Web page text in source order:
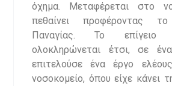
όχημα. Μεταφέρεται στο
πεθαίνει προφέροντας
Παναγίας. Το επίγειο
ολοκληρώνεται έτσι, σε
επιτελούσε ένα έργο
νοσοκομείο, όπου είχε κάνει